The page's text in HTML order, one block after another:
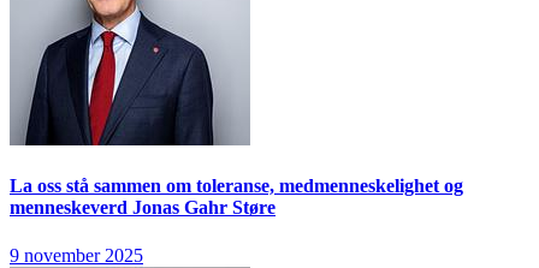
La oss stå sammen om toleranse, medmenneskelighet og
menneskeverd Jonas Gahr Støre
9 november 2025